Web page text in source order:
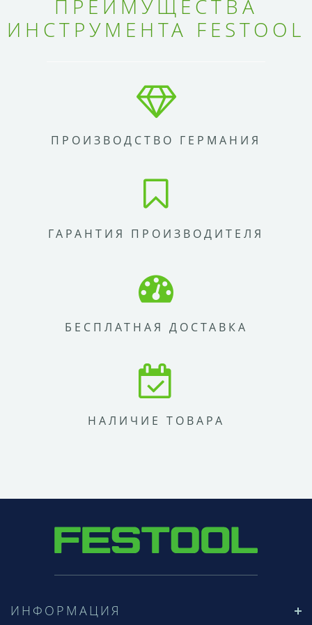
ПРЕИМУЩЕСТВА
ИНСТРУМЕНТА FESTOOL
ПРОИЗВОДСТВО ГЕРМАНИЯ
ГАРАНТИЯ ПРОИЗВОДИТЕЛЯ
БЕСПЛАТНАЯ ДОСТАВКА
НАЛИЧИЕ ТОВАРА
ИНФОРМАЦИЯ